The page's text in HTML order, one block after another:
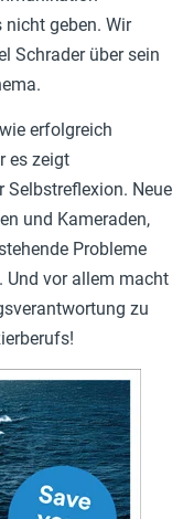
geben. Wir
Schrader über sein
erfolgreich
es zeigt
Neue
und Kameraden,
Probleme
Und vor allem macht
zu